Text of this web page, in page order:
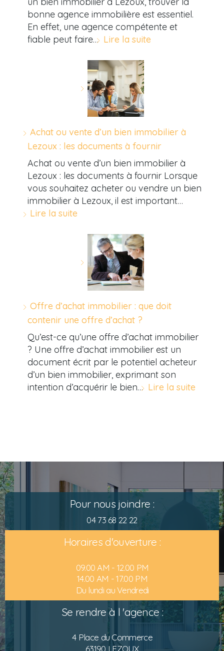
bonne agence immobilière est essentiel.
En effet, une agence compétente et
fiable peut faire… Lire la suite
Achat ou vente d’un bien immobilier à
Lezoux : les documents à fournir
Achat ou vente d’un bien immobilier à
Lezoux : les documents à fournir Lorsque
vous souhaitez acheter ou vendre un bien
immobilier à Lezoux, il est important…
Lire la suite
Offre d’achat immobilier : que doit
contenir une offre d’achat ?
Qu’est-ce qu’une offre d’achat immobilier
? Une offre d’achat immobilier est un
document écrit par le potentiel acheteur
d’un bien immobilier, exprimant son
intention d’acquérir le bien… Lire la suite
Pour nous joindre :
04 73 68 22 22
Horaires d'ouverture :
09.00 AM - 12.00 PM
14.00 AM - 17.00 PM
Du lundi au Vendredi
Se rendre à l 'agence :
4 Place du Commerce